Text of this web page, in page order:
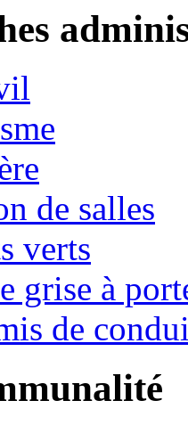
de salles
verts
grise à
de